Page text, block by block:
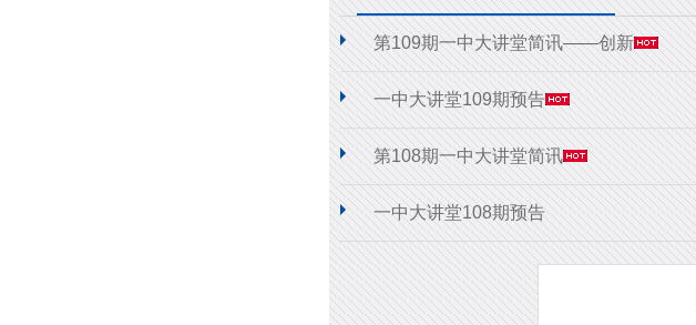
第109期一中大讲堂简讯——创新
一中大讲堂109期预告
第108期一中大讲堂简讯
一中大讲堂108期预告